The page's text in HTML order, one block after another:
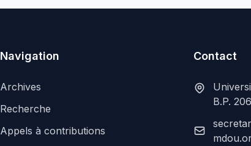
Navigation
Archives
Recherche
Appels à contributions
Contact
B.P.